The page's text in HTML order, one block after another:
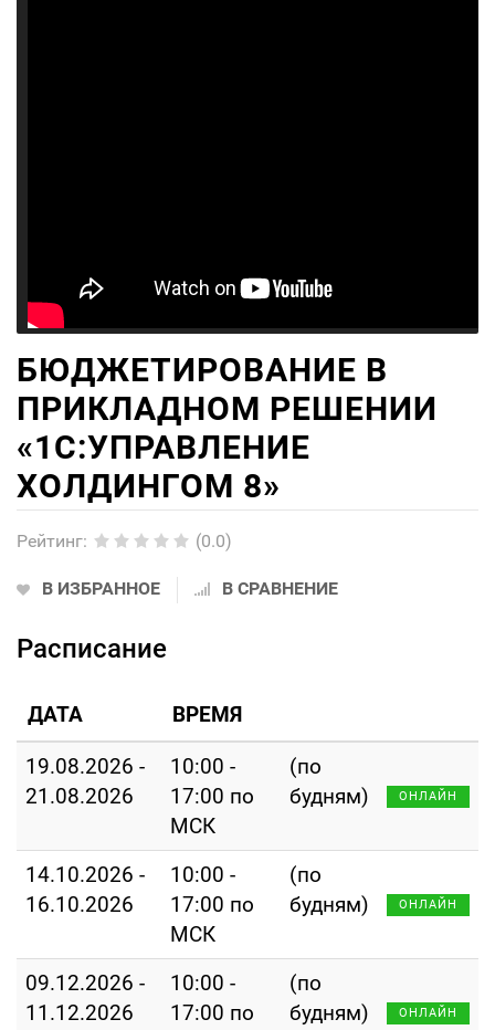
БЮДЖЕТИРОВАНИЕ В
ПРИКЛАДНОМ РЕШЕНИИ
«1С:УПРАВЛЕНИЕ
ХОЛДИНГОМ 8»
Рейтинг: (0.0)
В ИЗБРАННОЕ В СРАВНЕНИЕ
Расписание
ДАТА ВРЕМЯ
19.08.2026 -
21.08.2026
10:00 -
17:00 по
МСК
(по
будням)
ОНЛАЙН
14.10.2026 -
16.10.2026
10:00 -
17:00 по
МСК
(по
будням)
ОНЛАЙН
09.12.2026 -
11.12.2026
10:00 -
17:00 по
(по
будням)
ОНЛАЙН